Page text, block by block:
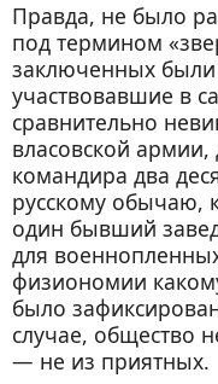
Правда, не было
под термином
заключенных были
участвовавшие в
сравнительно
власовской
командира два
русскому обычаю,
один бывший
для
физиономии
было
случае, общество
— не из приятных.